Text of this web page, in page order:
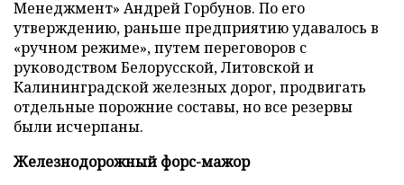
Менеджмент» Андрей Горбунов. По его
утверждению, раньше предприятию удавалось в
«ручном режиме», путем переговоров с
руководством Белорусской, Литовской и
Калининградской железных дорог, продвигать
отдельные порожние составы, но все резервы
были исчерпаны.
Железнодорожный форс-мажор